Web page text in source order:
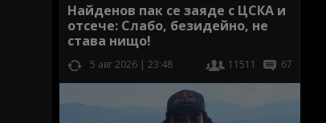
Найденов пак се заяде с ЦСКА и
отсече: Слабо, безидейно, не
става нищо!
5 авг 2026 | 23:48 11511 67